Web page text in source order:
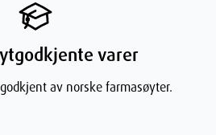
varer
av norske farmasøyter.